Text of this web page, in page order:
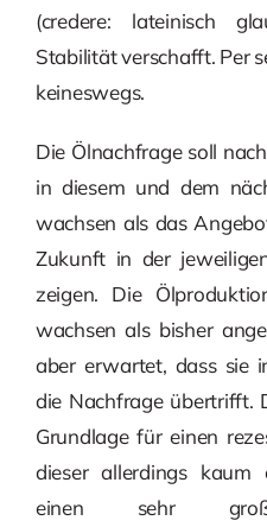
(credere: lateinisch
Stabilität verschafft. Per
keineswegs.
Die Ölnachfrage soll
in diesem und dem
wachsen als das
Zukunft in der
zeigen. Die
wachsen als bisher
aber erwartet, dass sie
die Nachfrage übertrifft.
Grundlage für einen
dieser allerdings
einen sehr